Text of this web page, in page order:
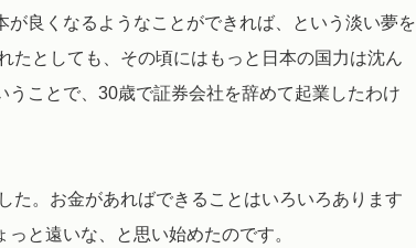
良くなるようなことができれば、という淡い夢を
たとしても、その頃にはもっと日本の国力は沈ん
ことで、30歳で証券会社を辞めて起業したわけ
た。お金があればできることはいろいろあります
と遠いな、と思い始めたのです。